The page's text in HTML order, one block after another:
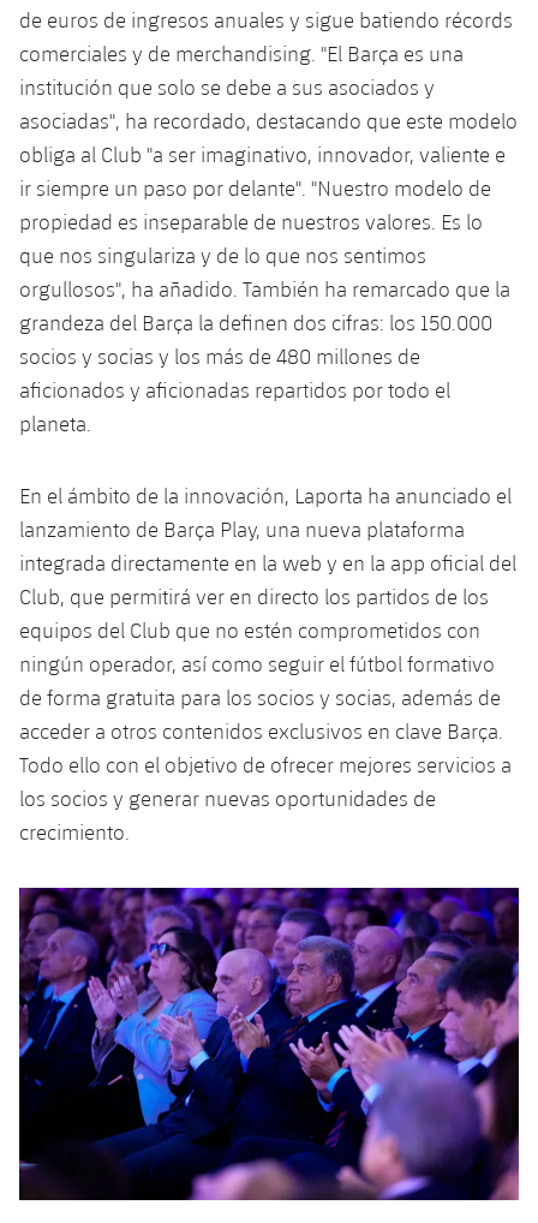
de euros de ingresos anuales y sigue batiendo récords
comerciales y de merchandising. "El Barça es una
institución que solo se debe a sus asociados y
asociadas", ha recordado, destacando que este modelo
obliga al Club "a ser imaginativo, innovador, valiente e
ir siempre un paso por delante". "Nuestro modelo de
propiedad es inseparable de nuestros valores. Es lo
que nos singulariza y de lo que nos sentimos
orgullosos", ha añadido. También ha remarcado que la
grandeza del Barça la definen dos cifras: los 150.000
socios y socias y los más de 480 millones de
aficionados y aficionadas repartidos por todo el
planeta.
En el ámbito de la innovación, Laporta ha anunciado el
lanzamiento de Barça Play, una nueva plataforma
integrada directamente en la web y en la app oficial del
Club, que permitirá ver en directo los partidos de los
equipos del Club que no estén comprometidos con
ningún operador, así como seguir el fútbol formativo
de forma gratuita para los socios y socias, además de
acceder a otros contenidos exclusivos en clave Barça.
Todo ello con el objetivo de ofrecer mejores servicios a
los socios y generar nuevas oportunidades de
crecimiento.